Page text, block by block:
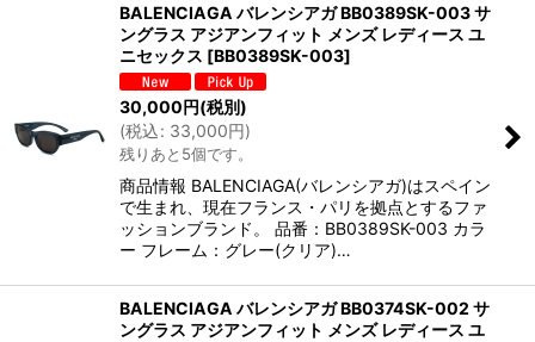
BALENCIAGA バレンシアガ BB0389SK-003 サ
ングラス アジアンフィット メンズ レディース ユ
ニセックス [BB0389SK-003]
30,000円(税別)
(税込: 33,000円)
残りあと5個です。
商品情報 BALENCIAGA(バレンシアガ)はスペイン
で生まれ、現在フランス・パリを拠点とするファ
ッションブランド。 品番：BB0389SK-003 カラ
ー フレーム：グレー(クリア)…
BALENCIAGA バレンシアガ BB0374SK-002 サ
ングラス アジアンフィット メンズ レディース ユ